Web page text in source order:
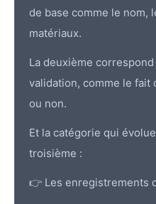
de base comme le nom,
matériaux.
La deuxième
validation, comme le fait
ou non.
Et la catégorie qui
troisième :
👉 Les enregistrements